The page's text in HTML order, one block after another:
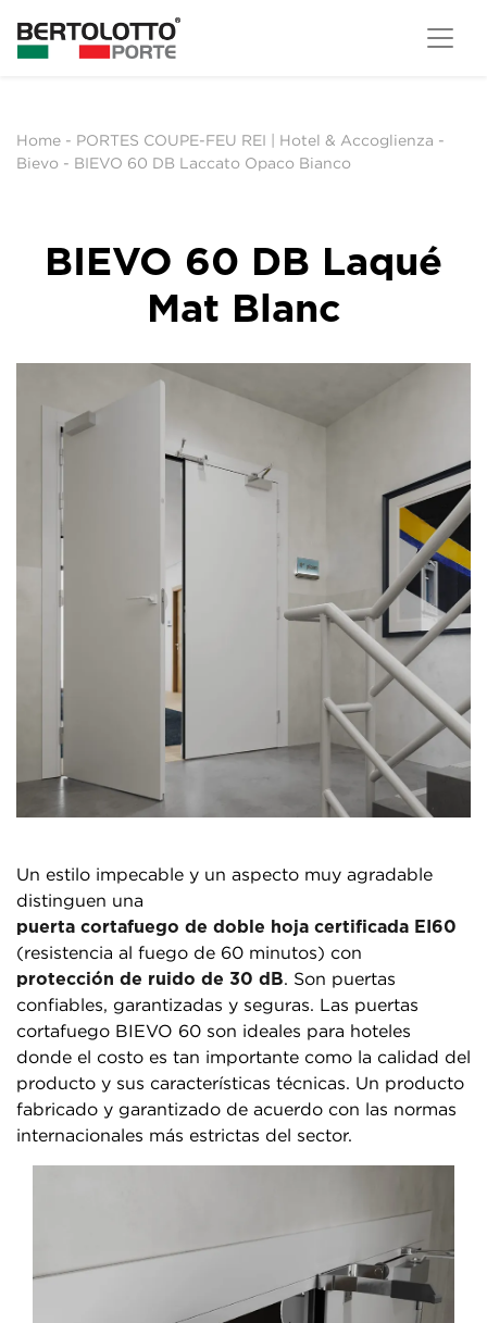
Home - PORTES COUPE-FEU REI | Hotel & Accoglienza -
Bievo - BIEVO 60 DB Laccato Opaco Bianco
BIEVO 60 DB Laqué
Mat Blanc
Un estilo impecable y un aspecto muy agradable
distinguen una
puerta cortafuego de doble hoja certificada EI60
(resistencia al fuego de 60 minutos) con
protección de ruido de 30 dB. Son puertas
confiables, garantizadas y seguras. Las puertas
cortafuego BIEVO 60 son ideales para hoteles
donde el costo es tan importante como la calidad del
producto y sus características técnicas. Un producto
fabricado y garantizado de acuerdo con las normas
internacionales más estrictas del sector.